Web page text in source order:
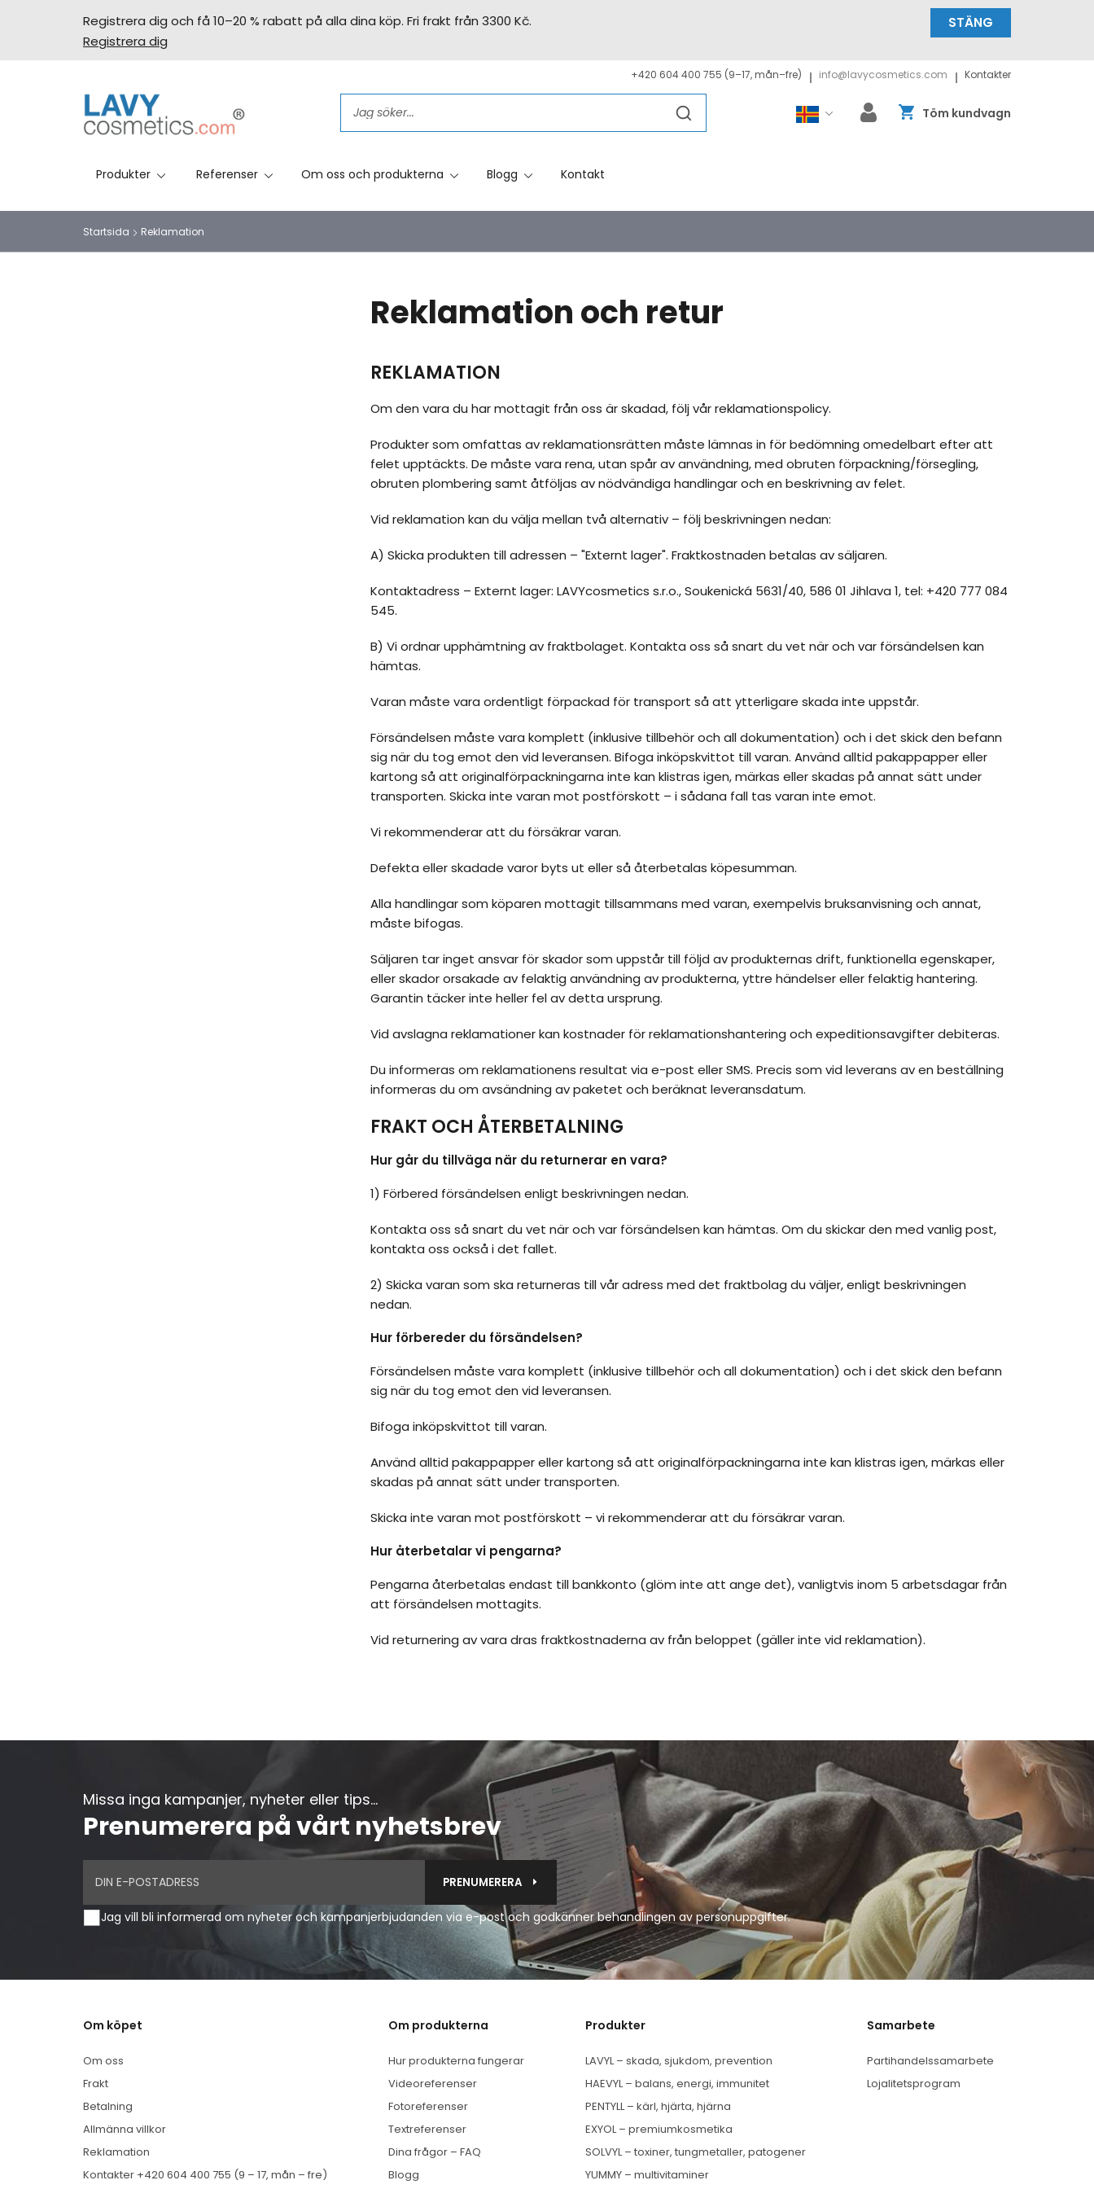
Registrera dig och få 10–20 % rabatt på alla dina köp. Fri frakt från 3300 Kč.
Registrera dig
STÄNG
+420 604 400 755 (9–17, mån–fre) info@lavycosmetics.com Kontakter
Töm kundvagn
Produkter Referenser Om oss och produkterna Blogg Kontakt
Startsida Reklamation
Reklamation och retur
REKLAMATION
Om den vara du har mottagit från oss är skadad, följ vår reklamationspolicy.
Produkter som omfattas av reklamationsrätten måste lämnas in för bedömning omedelbart efter att
felet upptäckts. De måste vara rena, utan spår av användning, med obruten förpackning/försegling,
obruten plombering samt åtföljas av nödvändiga handlingar och en beskrivning av felet.
Vid reklamation kan du välja mellan två alternativ – följ beskrivningen nedan:
A) Skicka produkten till adressen – "Externt lager". Fraktkostnaden betalas av säljaren.
Kontaktadress – Externt lager: LAVYcosmetics s.r.o., Soukenická 5631/40, 586 01 Jihlava 1, tel: +420 777 084
545.
B) Vi ordnar upphämtning av fraktbolaget. Kontakta oss så snart du vet när och var försändelsen kan
hämtas.
Varan måste vara ordentligt förpackad för transport så att ytterligare skada inte uppstår.
Försändelsen måste vara komplett (inklusive tillbehör och all dokumentation) och i det skick den befann
sig när du tog emot den vid leveransen. Bifoga inköpskvittot till varan. Använd alltid pakappapper eller
kartong så att originalförpackningarna inte kan klistras igen, märkas eller skadas på annat sätt under
transporten. Skicka inte varan mot postförskott – i sådana fall tas varan inte emot.
Vi rekommenderar att du försäkrar varan.
Defekta eller skadade varor byts ut eller så återbetalas köpesumman.
Alla handlingar som köparen mottagit tillsammans med varan, exempelvis bruksanvisning och annat,
måste bifogas.
Säljaren tar inget ansvar för skador som uppstår till följd av produkternas drift, funktionella egenskaper,
eller skador orsakade av felaktig användning av produkterna, yttre händelser eller felaktig hantering.
Garantin täcker inte heller fel av detta ursprung.
Vid avslagna reklamationer kan kostnader för reklamationshantering och expeditionsavgifter debiteras.
Du informeras om reklamationens resultat via e-post eller SMS. Precis som vid leverans av en beställning
informeras du om avsändning av paketet och beräknat leveransdatum.
FRAKT OCH ÅTERBETALNING
Hur går du tillväga när du returnerar en vara?
1) Förbered försändelsen enligt beskrivningen nedan.
Kontakta oss så snart du vet när och var försändelsen kan hämtas. Om du skickar den med vanlig post,
kontakta oss också i det fallet.
2) Skicka varan som ska returneras till vår adress med det fraktbolag du väljer, enligt beskrivningen
nedan.
Hur förbereder du försändelsen?
Försändelsen måste vara komplett (inklusive tillbehör och all dokumentation) och i det skick den befann
sig när du tog emot den vid leveransen.
Bifoga inköpskvittot till varan.
Använd alltid pakappapper eller kartong så att originalförpackningarna inte kan klistras igen, märkas eller
skadas på annat sätt under transporten.
Skicka inte varan mot postförskott – vi rekommenderar att du försäkrar varan.
Hur återbetalar vi pengarna?
Pengarna återbetalas endast till bankkonto (glöm inte att ange det), vanligtvis inom 5 arbetsdagar från
att försändelsen mottagits.
Vid returnering av vara dras fraktkostnaderna av från beloppet (gäller inte vid reklamation).
Missa inga kampanjer, nyheter eller tips...
Prenumerera på vårt nyhetsbrev
PRENUMERERA
Jag vill bli informerad om nyheter och kampanjerbjudanden via e-post och godkänner behandlingen av personuppgifter.
Om köpet
Om oss
Frakt
Betalning
Allmänna villkor
Reklamation
Kontakter +420 604 400 755 (9 – 17, mån – fre)
Om produkterna
Hur produkterna fungerar
Videoreferenser
Fotoreferenser
Textreferenser
Dina frågor – FAQ
Blogg
Produkter
LAVYL – skada, sjukdom, prevention
HAEVYL – balans, energi, immunitet
PENTYLL – kärl, hjärta, hjärna
EXYOL – premiumkosmetika
SOLVYL – toxiner, tungmetaller, patogener
YUMMY – multivitaminer
Samarbete
Partihandelssamarbete
Lojalitetsprogram